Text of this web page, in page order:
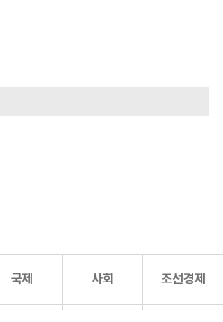
국제 사회 조선경제